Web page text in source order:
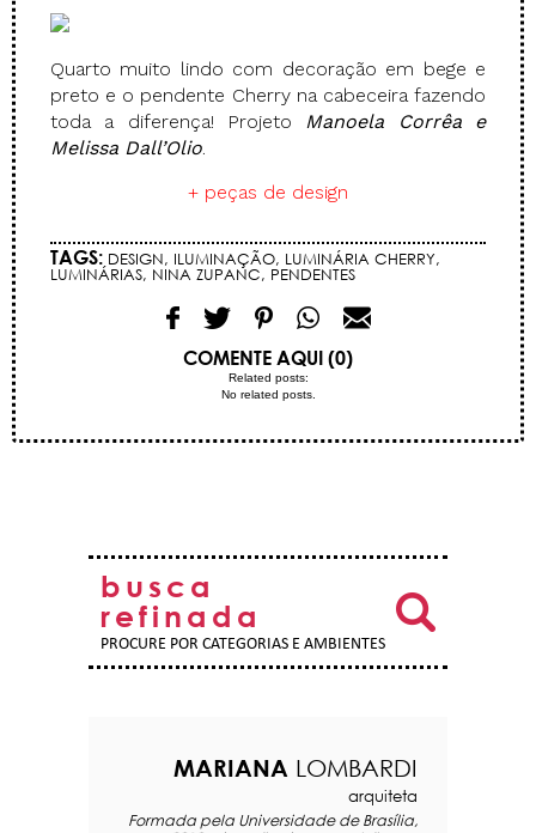
Quarto muito lindo com decoração em bege e
preto e o pendente Cherry na cabeceira fazendo
toda a diferença! Projeto Manoela Corrêa e
Melissa Dall’Olio.
+ peças de design
TAGS: DESIGN, ILUMINAÇÃO, LUMINÁRIA CHERRY,
LUMINÁRIAS, NINA ZUPANC, PENDENTES
COMENTE AQUI (0)
Related posts:
No related posts.
busca
refinada
PROCURE POR CATEGORIAS E AMBIENTES
MARIANA LOMBARDI
arquiteta
Formada pela Universidade de Brasília,